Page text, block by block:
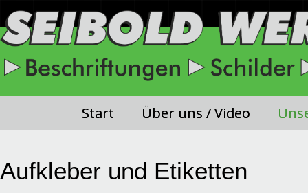
Start Über uns / Video
Aufkleber und Etiketten